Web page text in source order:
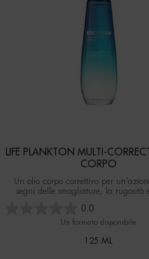
LIFE PLANKTON MULTI-
CORPO
Un olio corpo correttivo per
segni delle smagliature, la rugosità
0.0
Un formato disponibile
125 ML